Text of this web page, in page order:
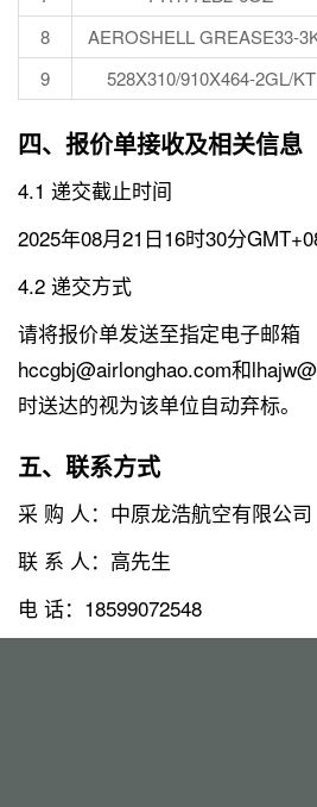
8
AEROSHELL GREASE33-
9
528X310/910X464-2GL/KT
四、报价单接收及相关信息
4.1 递交截止时间
2025年08月21日16时30分
4.2 递交方式
请将报价单发送至指定电子邮箱
hccgbj@airlonghao.com和
时送达的视为该单位自动弃标。
五、联系方式
采 购 人：中原龙浩航空有限公司
联 系 人：高先生
电 话：18599072548